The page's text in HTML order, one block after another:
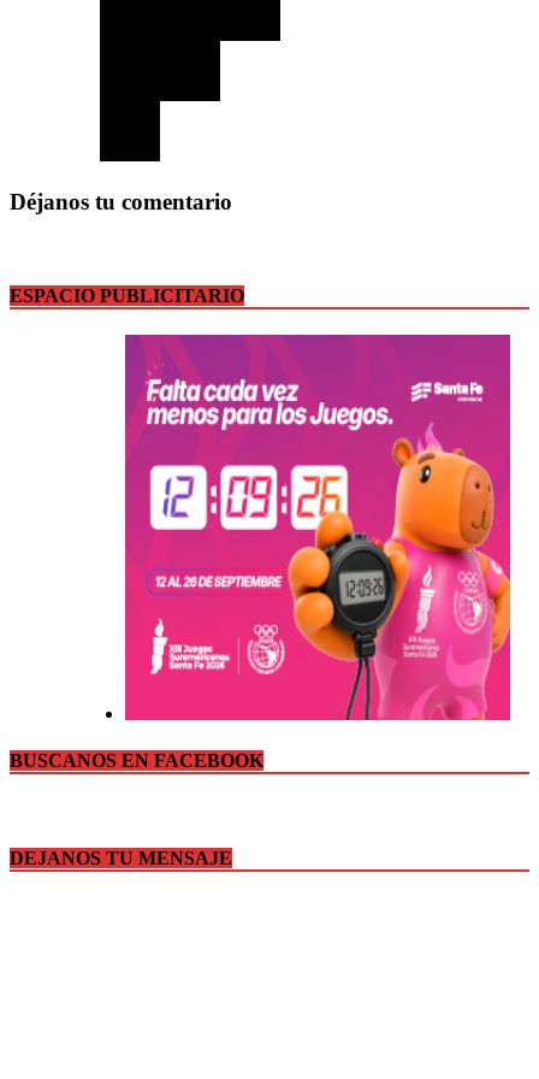
Déjanos tu comentario
ESPACIO PUBLICITARIO
BUSCANOS EN FACEBOOK
DEJANOS TU MENSAJE